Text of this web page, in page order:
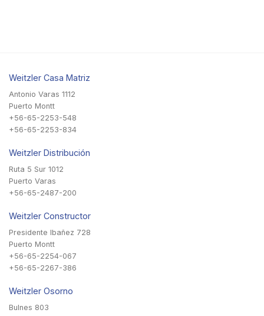
Weitzler Casa Matriz
Antonio Varas 1112
Puerto Montt
+56-65-2253-548
+56-65-2253-834
Weitzler Distribución
Ruta 5 Sur 1012
Puerto Varas
+56-65-2487-200
Weitzler Constructor
Presidente Ibañez 728
Puerto Montt
+56-65-2254-067
+56-65-2267-386
Weitzler Osorno
Bulnes 803